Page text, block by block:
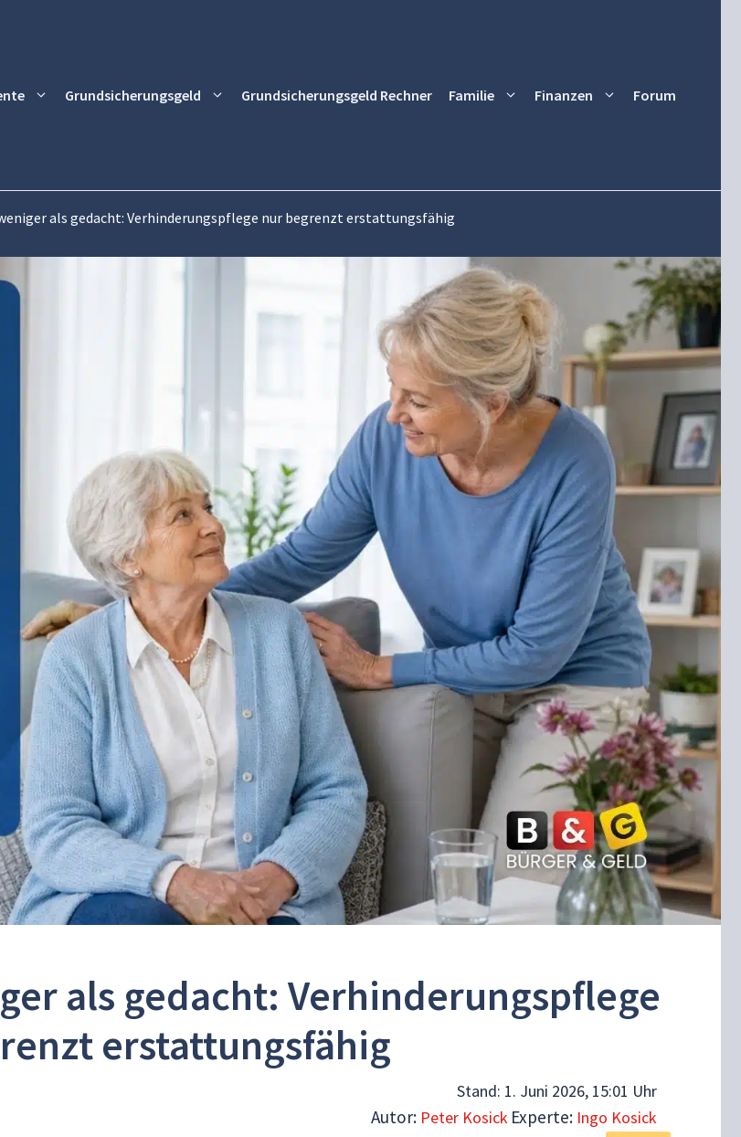
Grundsicherungsgeld Grundsicherungsgeld Rechner Familie Finanzen Forum
als gedacht: Verhinderungspflege nur begrenzt erstattungsfähig
als gedacht: Verhinderungspflege
erstattungsfähig
Stand: 1. Juni 2026, 15:01 Uhr
Autor: Peter Kosick Experte: Ingo Kosick